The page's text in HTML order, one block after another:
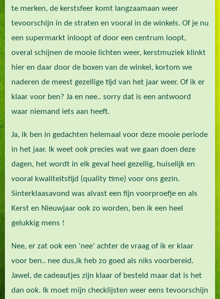
te merken, de kerstsfeer komt langzaamaan weer
tevoorschijn in de straten en vooral in de winkels. Of je nu
een supermarkt inloopt of door een centrum loopt,
overal schijnen de mooie lichten weer, kerstmuziek klinkt
hier en daar door de boxen van de winkel, kortom we
naderen de meest gezellige tijd van het jaar weer. Of ik er
klaar voor ben? Ja en nee.. sorry dat is een antwoord
waar niemand iets aan heeft.
Ja, ik ben in gedachten helemaal voor deze mooie periode
in het jaar. Ik weet ook precies wat we gaan doen deze
dagen, het wordt in elk geval heel gezellig, huiselijk en
vooral kwaliteitstijd (quality time) voor ons gezin.
Sinterklaasavond was alvast een fijn voorproefje en als
Kerst en Nieuwjaar ook zo worden, ben ik een heel
gelukkig mens !
Nee, er zat ook een 'nee' achter de vraag of ik er klaar
voor ben.. nee dus,ik heb zo goed als niks voorbereid.
Jawel, de cadeautjes zijn klaar of besteld maar dat is het
dan ook. Ik moet mijn checklijsten weer eens tevoorschijn